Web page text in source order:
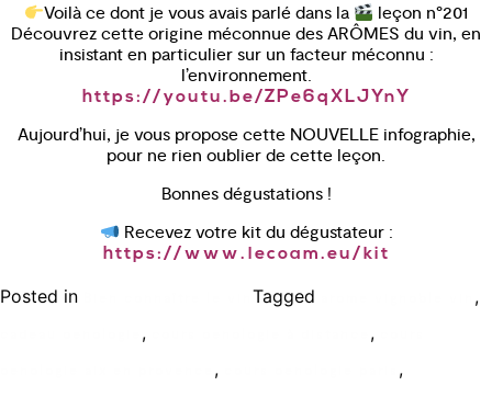
Voilà ce dont je vous avais parlé dans la
leçon n°201
Découvrez cette origine méconnue des ARÔMES du vin, en
insistant en particulier sur un facteur méconnu :
l’environnement.
https://youtu.be/ZPe6qXLJYnY
Aujourd’hui, je vous propose cette NOUVELLE infographie,
pour ne rien oublier de cette leçon.
Bonnes dégustations !
Recevez votre kit du dégustateur :
https://www.lecoam.eu/kit
Posted in Tagged ,
, ,
, ,